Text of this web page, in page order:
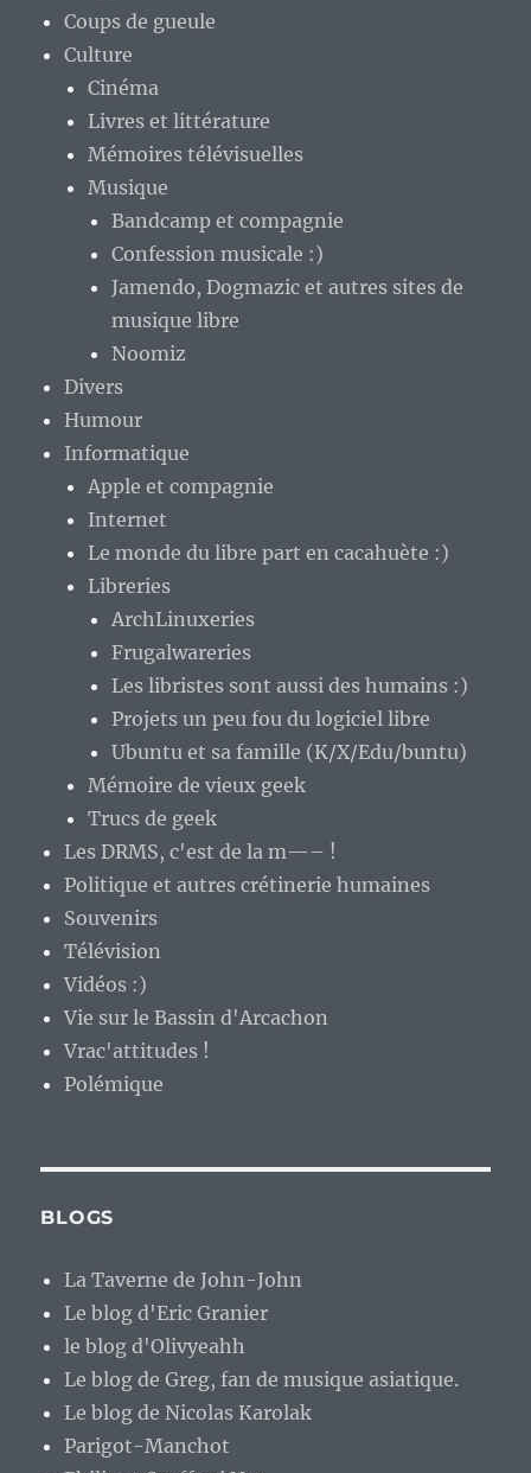
Coups de gueule
Culture
Cinéma
Livres et littérature
Mémoires télévisuelles
Musique
Bandcamp et compagnie
Confession musicale :)
Jamendo, Dogmazic et autres sites de
musique libre
Noomiz
Divers
Humour
Informatique
Apple et compagnie
Internet
Le monde du libre part en cacahuète :)
Libreries
ArchLinuxeries
Frugalwareries
Les libristes sont aussi des humains :)
Projets un peu fou du logiciel libre
Ubuntu et sa famille (K/X/Edu/buntu)
Mémoire de vieux geek
Trucs de geek
Les DRMS, c'est de la m—– !
Politique et autres crétinerie humaines
Souvenirs
Télévision
Vidéos :)
Vie sur le Bassin d'Arcachon
Vrac'attitudes !
Polémique
BLOGS
La Taverne de John-John
Le blog d'Eric Granier
le blog d'Olivyeahh
Le blog de Greg, fan de musique asiatique.
Le blog de Nicolas Karolak
Parigot-Manchot